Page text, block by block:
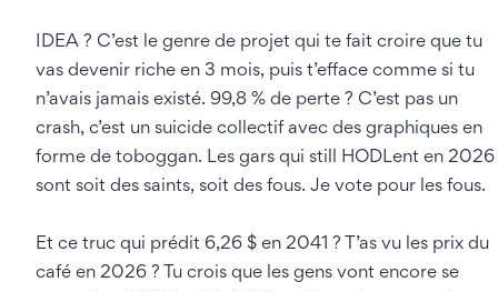
IDEA ? C’est le genre de projet qui te fait croire que tu
vas devenir riche en 3 mois, puis t’efface comme si tu
n’avais jamais existé. 99,8 % de perte ? C’est pas un
crash, c’est un suicide collectif avec des graphiques en
forme de toboggan. Les gars qui still HODLent en 2026
sont soit des saints, soit des fous. Je vote pour les fous.
Et ce truc qui prédit 6,26 $ en 2041 ? T’as vu les prix du
café en 2026 ? Tu crois que les gens vont encore se